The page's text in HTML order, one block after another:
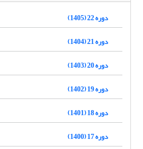
دوره 22 (1405)
دوره 21 (1404)
دوره 20 (1403)
دوره 19 (1402)
دوره 18 (1401)
دوره 17 (1400)